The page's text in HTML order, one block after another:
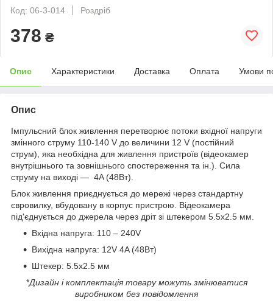
Код: 06-3-014
Роздріб
378 ₴
Опис Характеристики Доставка Оплата Умови
Опис
Імпульсний блок живлення перетворює потоки вхідної напруги
змінного струму 110-140 V до величини 12 V (постійний
струм), яка необхідна для живлення пристроїв (відеокамер
внутрішнього та зовнішнього спостереження та ін.). Сила
струму на виході — 4A (48Вт).
Блок живлення приєднується до мережі через стандартну
євровилку, вбудовану в корпус пристрою. Відеокамера
під'єднується до джерела через дріт зі штекером 5.5х2.5 мм.
Вхідна напруга: 110 – 240V
Вихідна напруга: 12V 4A (48Вт)
Штекер: 5.5х2.5 мм
*Дизайн і комплектація товару можуть змінюватися
виробником без повідомлення